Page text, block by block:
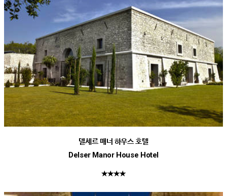
델세르 매너 하우스 호텔
Delser Manor House Hotel
★★★★